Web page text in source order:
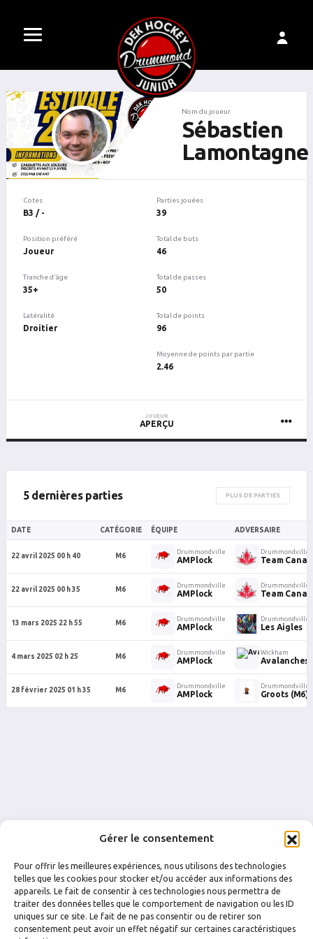
Gérer le consentement
Pour offrir les meilleures expériences, nous utilisons des technologies
telles que les cookies pour stocker et/ou accéder aux informations des
appareils. Le fait de consentir à ces technologies nous permettra de
traiter des données telles que le comportement de navigation ou les ID
uniques sur ce site. Le fait de ne pas consentir ou de retirer son
consentement peut avoir un effet négatif sur certaines caractéristiques
Nom du joueur
Sébastien
Lamontagne
Cotes
B3 / -
Position préféré
Joueur
Tranche d'âge
35+
Latéralité
Droitier
Parties jouées
39
Total de buts
46
Total de passes
50
Total de points
96
Moyenne de points par partie
2.46
JOUEUR
APERÇU
5 dernières parties PLUS DE PARTIES
DATE CATÉGORIE ÉQUIPE ADVERSAIRE
22 avril 2025 00 h 40 M6
Drummondville
AMPlock
Drummondville
Team
22 avril 2025 00 h 35 M6
Drummondville
AMPlock
Drummondville
Team
13 mars 2025 22 h 55 M6
Drummondville
AMPlock
Drummondville
Les Aigles
4 mars 2025 02 h 25 M6
Drummondville
AMPlock
Wickham
Avalanches
28 février 2025 01 h 35 M6
Drummondville
AMPlock
Drummondville
Groots (M6)
FACEBOOK INSTAGRAM